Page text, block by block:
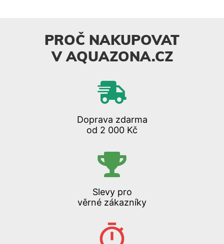
PROČ NAKUPOVAT
V AQUAZONA.CZ
Doprava zdarma
od 2 000 Kč
Slevy pro
věrné zákazníky